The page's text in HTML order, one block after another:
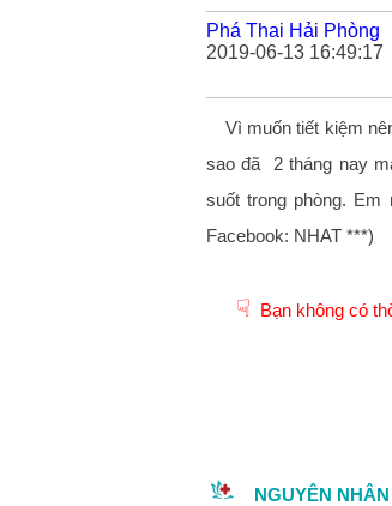
Phá Thai Hải Phòng
2019-06-13 16:49:17
Vì muốn tiết kiệm
sao đã 2 tháng nay
suốt trong phòng. Em
Facebook: NHAT ***)
☟ Bạn không có
NGUYÊN